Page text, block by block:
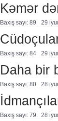
Kəmər
Baxış sayı: 89 29
Baxış sayı: 84 29
Daha bir
Baxış sayı: 80 28
Baxış sayı: 79 28